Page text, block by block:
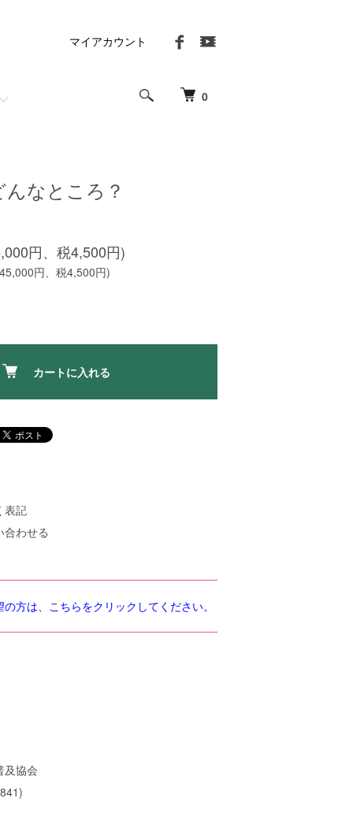
0
マイアカウント
なところ？
円、税4,500円)
円、税4,500円)
カートに入れる
表記
合わせる
方は、こちらをクリックしてください。
協会